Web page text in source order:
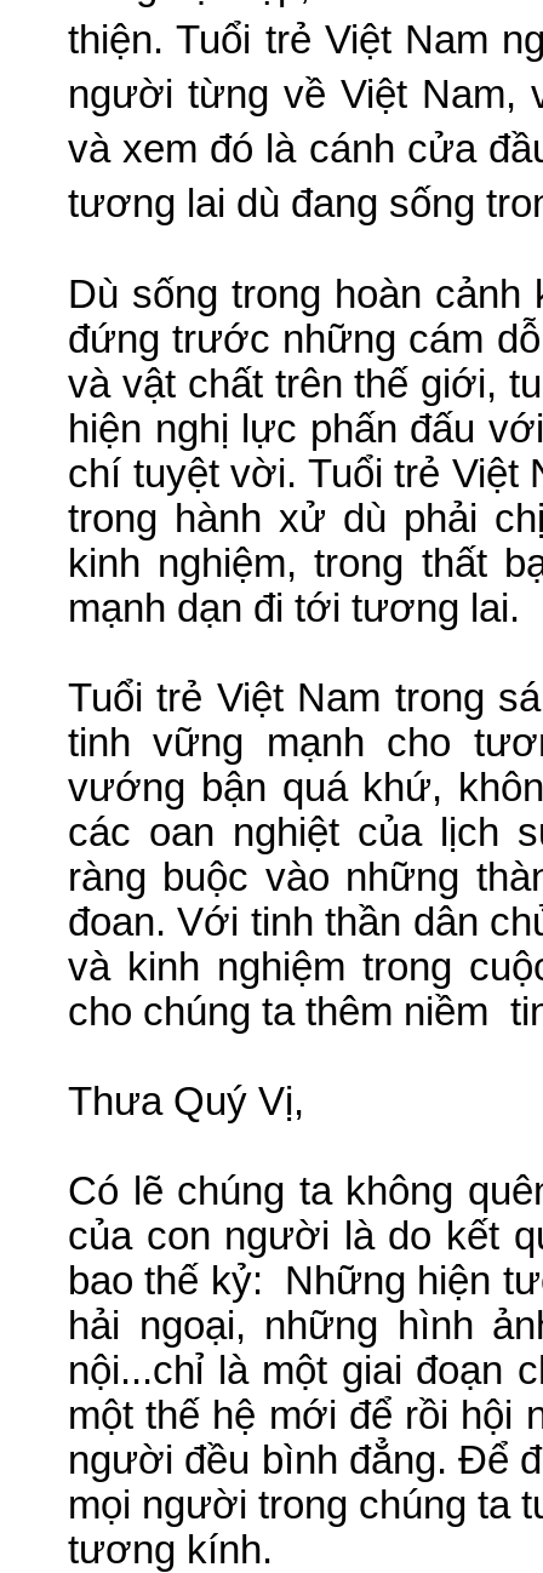
thiện. Tuổi trẻ Việt Nam
người từng về Việt Nam,
và xem đó là cánh cửa
tương lai dù đang sống
Dù sống trong hoàn
đứng trước những cám
và vật chất trên thế giới,
hiện nghị lực phấn đấu
chí tuyệt vời. Tuổi trẻ Việt
trong hành xử dù phải
kinh nghiệm, trong thất
mạnh dạn đi tới tương lai.
Tuổi trẻ Việt Nam trong
tinh vững mạnh cho
vướng bận quá khứ,
các oan nghiệt của lịch
ràng buộc vào những
đoan. Với tinh thần dân
và kinh nghiệm trong
cho chúng ta thêm niềm
Thưa Quý Vị,
Có lẽ chúng ta không
của con người là do kết
bao thế kỷ:
Những hiện
hải ngoại, những hình
nội...chỉ là một giai đoạn
một thế hệ mới để rồi hội
người đều bình đẳng. Để
mọi người trong chúng ta
tương kính.